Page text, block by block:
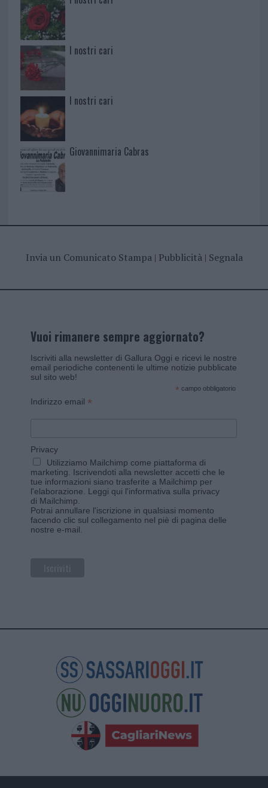
I nostri cari
I nostri cari
Giovannimaria Cabras
Invia un Comunicato Stampa| Pubblicità| Segnala
Vuoi rimanere sempre aggiornato?
Iscriviti alla newsletter di Gallura Oggi e ricevi le nostre
email periodiche contenenti le ultime notizie pubblicate
sul sito web!
* campo obbligatorio
Indirizzo email *
Privacy
Utilizziamo Mailchimp come piattaforma di
marketing. Iscrivendoti alla newsletter accetti che le
tue informazioni siano trasferite a Mailchimp per
l'elaborazione. Leggi qui l'informativa sulla privacy
di Mailchimp
Potrai annullare l'iscrizione in qualsiasi momento
facendo clic sul collegamento nel piè di pagina delle
nostre e-mail.